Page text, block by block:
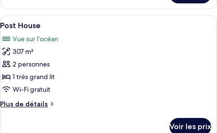
Accessible
le
type
de
Peak
House
Afficher
toutes
les
photos
pour
ce
type
chambre :
Un bâtiment revêtu de pierre, doté
39
Post House
Vue sur l’océan
307 m²
2 personnes
1 très grand lit
Wi-Fi gratuit
Plus de détails
Plus
Voir les prix